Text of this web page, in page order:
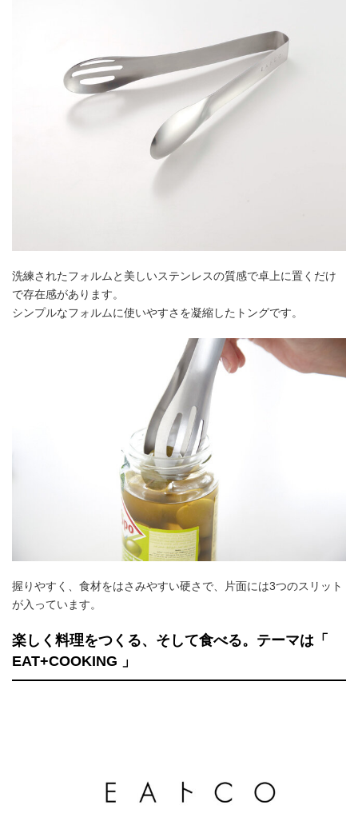
洗練されたフォルムと美しいステンレスの質感で卓上に置くだけ
で存在感があります。
シンプルなフォルムに使いやすさを凝縮したトングです。
握りやすく、食材をはさみやすい硬さで、片面には3つのスリット
が入っています。
楽しく料理をつくる、そして食べる。テーマは「
EAT+COOKING 」